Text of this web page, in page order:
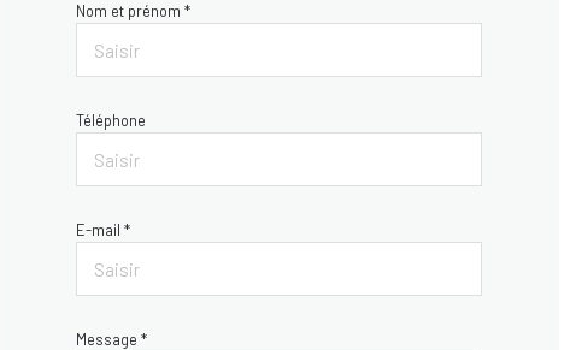
Nom et prénom *
Téléphone
E-mail *
Message *